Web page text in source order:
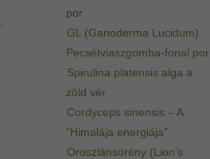
,
por
GL (Ganoderma Lucidum)
Pecsétviaszgomba-fonal por
Spirulina platensis alga a
zöld vér
Cordyceps sinensis – A
“Himalája energiája”
Oroszlánsörény (Lion’s